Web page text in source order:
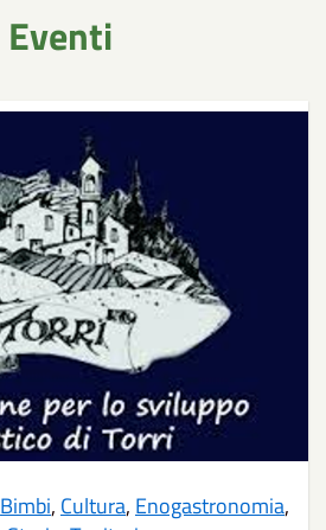
Eventi
Bimbi, Cultura, Enogastronomia,